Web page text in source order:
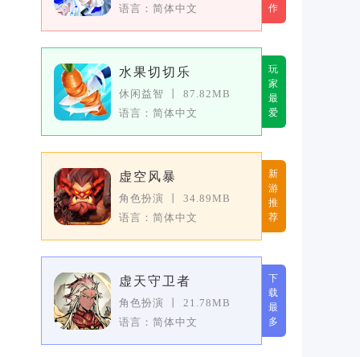
语言：简体中文
作
水果切切乐
休闲益智
87.82MB
语言：简体中文
玩
家
最
爱
虚空风暴
角色扮演
34.89MB
语言：简体中文
新
游
推
荐
虚天守卫者
角色扮演
21.78MB
语言：简体中文
下
载
最
多